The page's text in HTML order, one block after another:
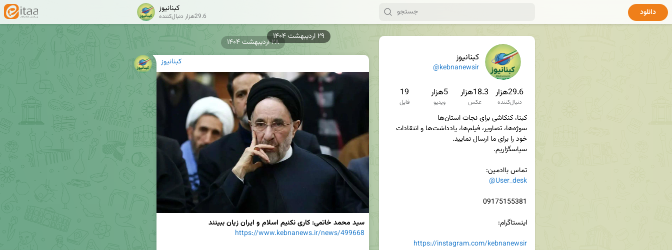
کبنانیوز
@kebnanewsir
29.6هزار
دنبال‌کننده
18.3هزار
عکس
5هزار
ویدیو
19
فایل
تماس باادمین‌:
@User_desk
https://instagram.com/kebnanewsir
کبنانیوز
29.6هزار دنبال‌کننده دانلود
کبنانیوز
سید محمد خاتمی: کاری نکنیم اسلام و ایران زیان ببینند
https://www.kebnanews.ir/news/499668
۲۸ اردیبهشت ۱۴۰۴